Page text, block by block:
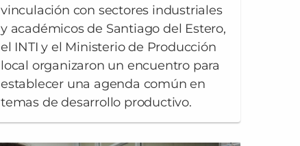
vinculación con sectores industriales
y académicos de Santiago del Estero,
el INTI y el Ministerio de Producción
local organizaron un encuentro para
establecer una agenda común en
temas de desarrollo productivo.